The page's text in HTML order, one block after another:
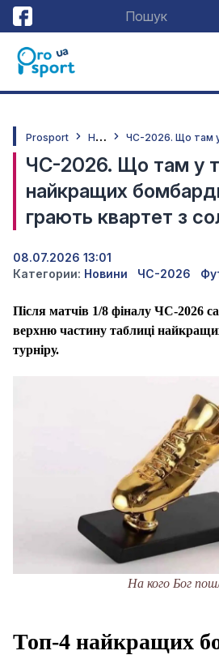
Prosport Н
овини
ЧС-2026. Що там у
найкращих
грають квартет з
08.07.2026 13:01
Категории: Новини ЧС-2026
Після матчів 1/8 фіналу ЧС-2026
верхню частину таблиці
турніру.
На кого Бог
Топ-4 найкращих